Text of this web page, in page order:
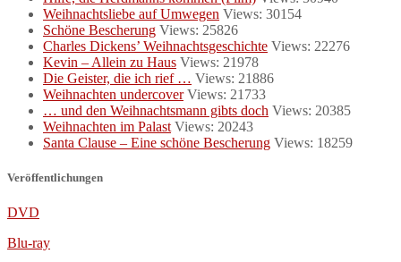
Weihnachtsliebe auf Umwegen Views: 30154
Schöne Bescherung Views: 25826
Charles Dickens’ Weihnachtsgeschichte Views: 22276
Kevin – Allein zu Haus Views: 21978
Die Geister, die ich rief … Views: 21886
Weihnachten undercover Views: 21733
… und den Weihnachtsmann gibts doch Views: 20385
Weihnachten im Palast Views: 20243
Santa Clause – Eine schöne Bescherung Views: 18259
Veröffentlichungen
DVD
Blu-ray